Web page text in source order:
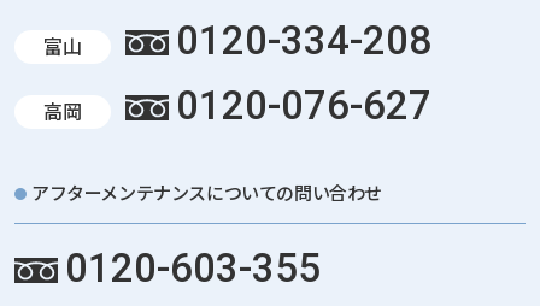
富山 0120-334-208
高岡 0120-076-627
アフターメンテナンスについての問い合わせ
0120-603-355